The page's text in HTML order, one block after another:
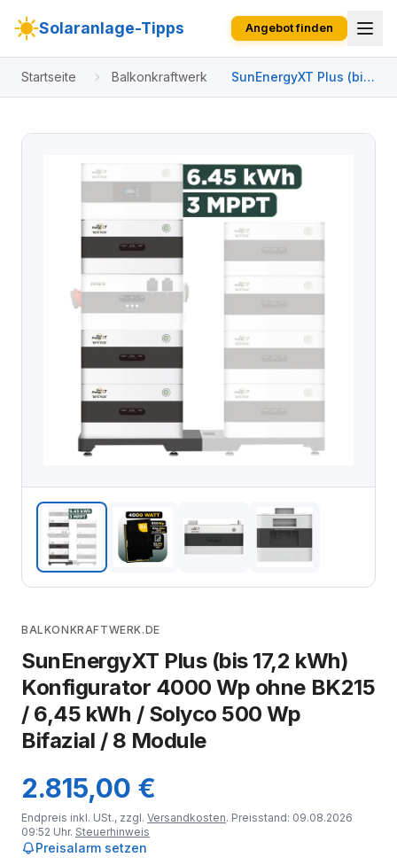
Solaranlage-Tipps Angebot finden
Startseite Balkonkraftwerk
SunEnergyXT Plus (bis
17,2 kWh) Konfigurator
6,45 kWh / Solyco 500
BALKONKRAFTWERK.DE
SunEnergyXT Plus (bis 17,2 kWh)
Konfigurator 4000 Wp ohne BK215
/ 6,45 kWh / Solyco 500 Wp
Bifazial / 8 Module
2.815,00 €
Endpreis inkl. USt., zzgl. Versandkosten. Preisstand: 09.08.2026
09:52 Uhr. Steuerhinweis
Preisalarm setzen